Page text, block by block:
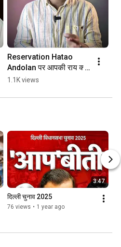
Reservation Hatao
Andolan पर आपकी राय क्या
है ?.
1.1K views
3:47
दिल्ली चुनाव 2025
76 views • 1 year ago